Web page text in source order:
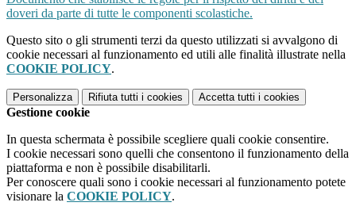
doveri da parte di tutte le componenti scolastiche.
Questo sito o gli strumenti terzi da questo utilizzati si avvalgono di
cookie necessari al funzionamento ed utili alle finalità illustrate nella
COOKIE POLICY.
Personalizza Rifiuta tutti i cookies Accetta tutti i cookies
Gestione cookie
In questa schermata è possibile scegliere quali cookie consentire.
I cookie necessari sono quelli che consentono il funzionamento della
piattaforma e non è possibile disabilitarli.
Per conoscere quali sono i cookie necessari al funzionamento potete
visionare la COOKIE POLICY.